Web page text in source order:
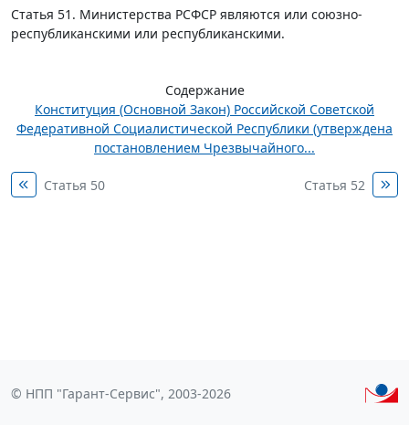
Статья 51. Министерства РСФСР являются или союзно-
республиканскими или республиканскими.
Содержание
Конституция (Основной Закон) Российской Советской
Федеративной Социалистической Республики (утверждена
постановлением Чрезвычайного...
Статья 50 Статья 52
© НПП "Гарант-Сервис", 2003-2026